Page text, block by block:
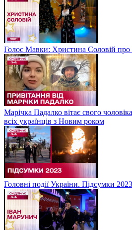
Голос Мавки: Христина Соловій про
Марічка Падалко вітає свого
всіх українців з Новим роком
Головні події України. Підсумки 2023